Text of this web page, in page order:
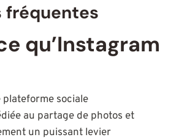
fréquentes
qu’Instagram
sociale
au partage de photos et
un puissant levier